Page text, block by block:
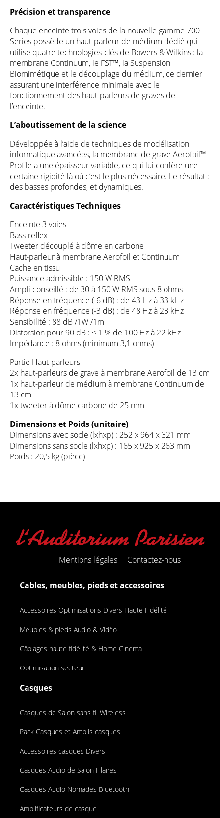
Précision et transparence
Chaque enceinte trois voies de la nouvelle gamme 700
Series possède un haut-parleur de médium dédié qui
utilise quatre technologies-clés de Bowers & Wilkins : la
membrane Continuum, le FST™, la Suspension
Biomimétique et le découplage du médium, ce dernier
assurant une interférence minimale avec le
fonctionnement des haut-parleurs de graves de
l’enceinte.
L’aboutissement de la science
Développée à l’aide de techniques de modélisation
informatique avancées, la membrane de grave Aerofoil™
Profile a une épaisseur variable, ce qui lui confère une
certaine rigidité là où c’est le plus nécessaire. Le résultat :
des basses profondes, et dynamiques.
Caractéristiques Techniques
Enceinte 3 voies
Bass-reflex
Tweeter découplé à dôme en carbone
Haut-parleur à membrane Aerofoil et Continuum
Cache en tissu
Puissance admissible : 150 W RMS
Ampli conseillé : de 30 à 150 W RMS sous 8 ohms
Réponse en fréquence (-6 dB) : de 43 Hz à 33 kHz
Réponse en fréquence (-3 dB) : de 48 Hz à 28 kHz
Sensibilité : 88 dB /1W /1m
Distorsion pour 90 dB : < 1 % de 100 Hz à 22 kHz
Impédance : 8 ohms (minimum 3,1 ohms)
Partie Haut-parleurs
2x haut-parleurs de grave à membrane Aerofoil de 13 cm
1x haut-parleur de médium à membrane Continuum de
13 cm
1x tweeter à dôme carbone de 25 mm
Dimensions et Poids (unitaire)
Dimensions avec socle (lxhxp) : 252 x 964 x 321 mm
Dimensions sans socle (lxhxp) : 165 x 925 x 263 mm
Poids : 20,5 kg (pièce)
Mentions légales Contactez-nous
Cables, meubles, pieds et accessoires
Accessoires Optimisations Divers Haute Fidélité
Meubles & pieds Audio & Vidéo
Câblages haute fidélité & Home Cinema
Optimisation secteur
Casques
Casques de Salon sans fil Wireless
Pack Casques et Amplis casques
Accessoires casques Divers
Casques Audio de Salon Filaires
Casques Audio Nomades Bluetooth
Amplificateurs de casque